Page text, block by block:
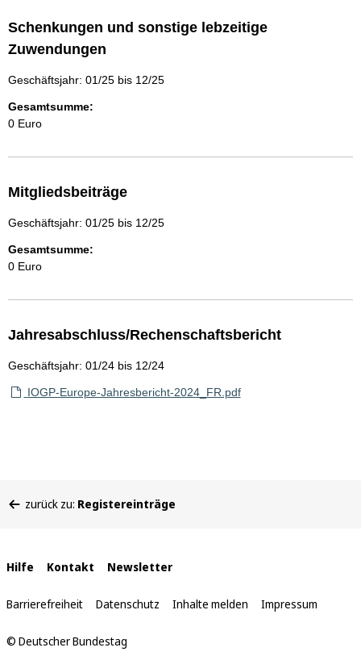
Schenkungen und sonstige lebzeitige
Zuwendungen
Geschäftsjahr: 01/25 bis 12/25
Gesamtsumme:
0 Euro
Mitgliedsbeiträge
Geschäftsjahr: 01/25 bis 12/25
Gesamtsumme:
0 Euro
Jahresabschluss/Rechenschaftsbericht
Geschäftsjahr: 01/24 bis 12/24
IOGP-Europe-Jahresbericht-2024_FR.pdf
befinden
zurück zu: Registereinträge
Interne
Links
Hilfe Kontakt Newsletter
Barrierefreiheit Datenschutz Inhalte melden Impressum
© Deutscher Bundestag